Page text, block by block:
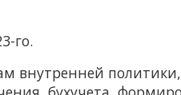
го.
внутренней